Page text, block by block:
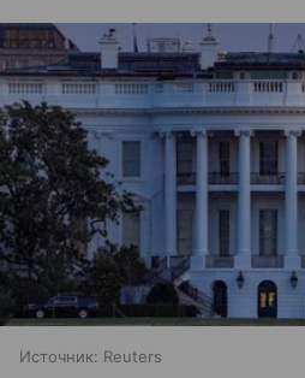
Источник: Reuters